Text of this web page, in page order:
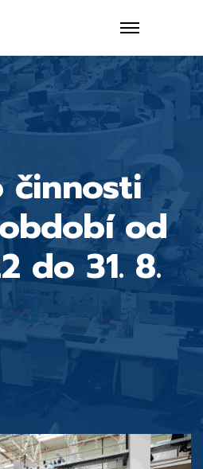
činnosti
od
do 31. 8.